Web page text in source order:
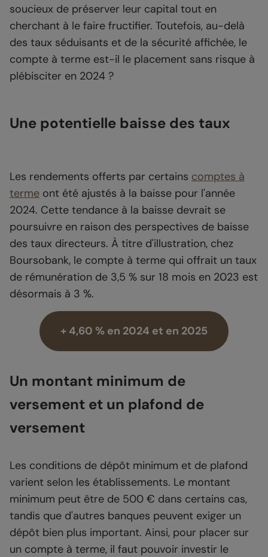
soucieux de préserver leur capital tout en
cherchant à le faire fructifier. Toutefois, au-delà
des taux séduisants et de la sécurité affichée, le
compte à terme est-il le placement sans risque à
plébisciter en 2024 ?
Une potentielle baisse des taux
Les rendements offerts par certains comptes à
terme ont été ajustés à la baisse pour l'année
2024. Cette tendance à la baisse devrait se
poursuivre en raison des perspectives de baisse
des taux directeurs. À titre d'illustration, chez
Boursobank, le compte à terme qui offrait un taux
de rémunération de 3,5 % sur 18 mois en 2023 est
désormais à 3 %.
+ 4,60 % en 2024 et en 2025
Un montant minimum de
versement et un plafond de
versement
Les conditions de dépôt minimum et de plafond
varient selon les établissements. Le montant
minimum peut être de 500 € dans certains cas,
tandis que d'autres banques peuvent exiger un
dépôt bien plus important. Ainsi, pour placer sur
un compte à terme, il faut pouvoir investir le